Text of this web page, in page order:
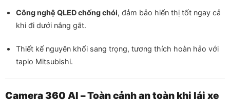
Công nghệ QLED chống chói, đảm bảo hiển thị tốt ngay cả
khi đi dưới nắng gắt.
Thiết kế nguyên khối sang trọng, tương thích hoàn hảo với
taplo Mitsubishi.
Camera 360 AI – Toàn cảnh an toàn khi lái xe